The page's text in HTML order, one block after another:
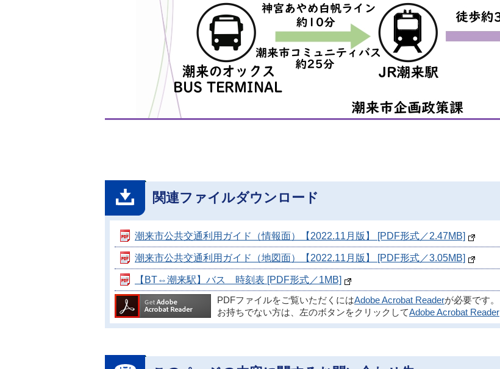
関連ファイルダウンロード
潮来市公共交通利用ガイド（情報面）【2022.11月版】 [PDF形式／2.47MB]
潮来市公共交通利用ガイド（地図面）【2022.11月版】 [PDF形式／3.05MB]
【BT⇔潮来駅】バス 時刻表 [PDF形式／1MB]
PDFファイルをご覧いただくにはAdobe Acrobat Readerが必要です。
お持ちでない方は、左のボタンをクリックしてAdobe Acrobat Reader